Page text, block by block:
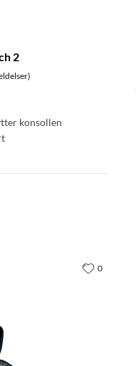
2
konsollen
0